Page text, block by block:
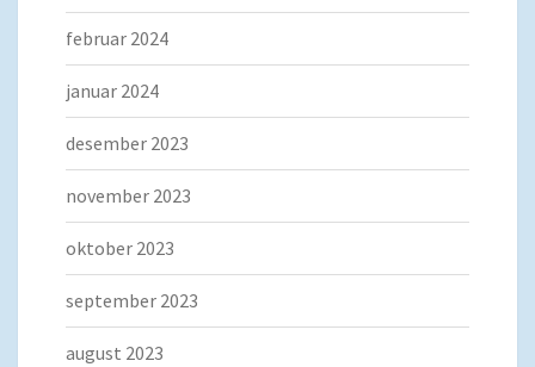
februar 2024
januar 2024
desember 2023
november 2023
oktober 2023
september 2023
august 2023